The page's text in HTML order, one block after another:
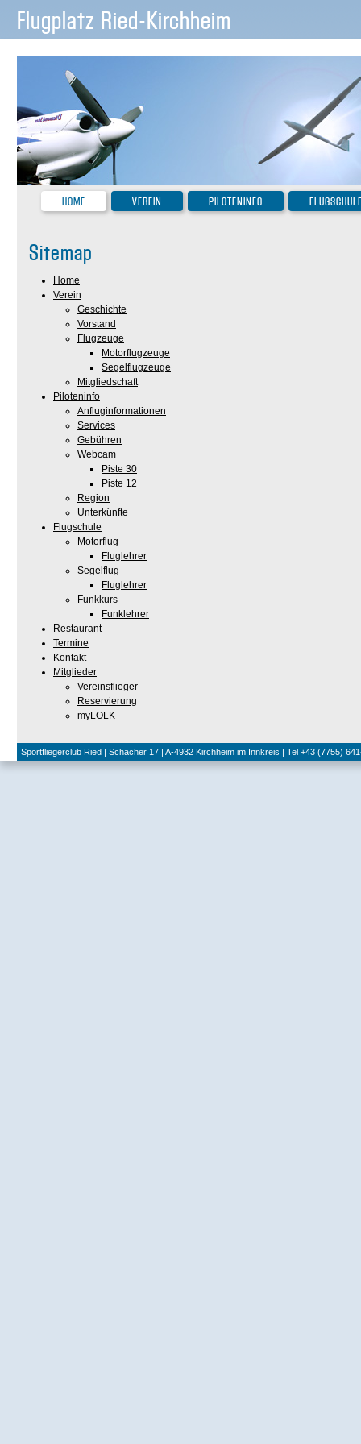
Flugplatz Ried-Kirchheim
HOME VEREIN PILOTENINFO
Sitemap
Home
Verein
Geschichte
Vorstand
Flugzeuge
Motorflugzeuge
Segelflugzeuge
Mitgliedschaft
Piloteninfo
Anfluginformationen
Services
Gebühren
Webcam
Piste 30
Piste 12
Region
Unterkünfte
Flugschule
Motorflug
Fluglehrer
Segelflug
Fluglehrer
Funkkurs
Funklehrer
Restaurant
Termine
Kontakt
Mitglieder
Vereinsflieger
Reservierung
myLOLK
Sportfliegerclub Ried | Schacher 17 | A-4932 Kirchheim im Innkreis | Tel +43 (7755)